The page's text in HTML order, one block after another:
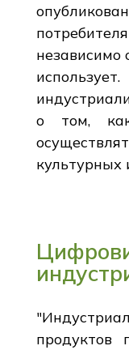
независимо
о том, как
культурных
продуктов